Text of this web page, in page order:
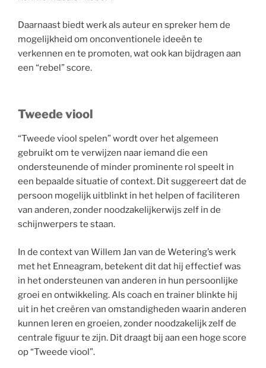
Daarnaast biedt werk als auteur en spreker hem de
mogelijkheid om onconventionele ideeën te
verkennen en te promoten, wat ook kan bijdragen aan
een “rebel” score.
Tweede viool
“Tweede viool spelen” wordt over het algemeen
gebruikt om te verwijzen naar iemand die een
ondersteunende of minder prominente rol speelt in
een bepaalde situatie of context. Dit suggereert dat de
persoon mogelijk uitblinkt in het helpen of faciliteren
van anderen, zonder noodzakelijkerwijs zelf in de
schijnwerpers te staan.
In de context van Willem Jan van de Wetering’s werk
met het Enneagram, betekent dit dat hij effectief was
in het ondersteunen van anderen in hun persoonlijke
groei en ontwikkeling. Als coach en trainer blinkte hij
uit in het creëren van omstandigheden waarin anderen
kunnen leren en groeien, zonder noodzakelijk zelf de
centrale figuur te zijn. Dit draagt bij aan een hoge score
op “Tweede viool”.